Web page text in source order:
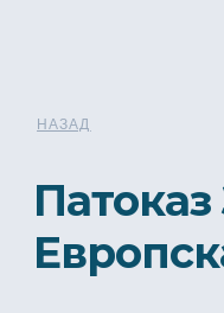
НАЗАД
Патоказ